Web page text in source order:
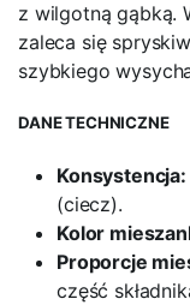
z wilgotną gąbką.
zaleca się
szybkiego
DANE TECHNICZNE
Konsystencja:
(ciecz).
Kolor
Proporcje
część